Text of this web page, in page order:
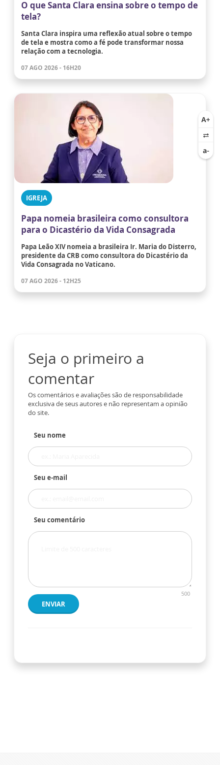
O que Santa Clara ensina sobre o tempo de
tela?
Santa Clara inspira uma reflexão atual sobre o tempo
de tela e mostra como a fé pode transformar nossa
relação com a tecnologia.
07 AGO 2026 - 16H20
IGREJA
Papa nomeia brasileira como consultora
para o Dicastério da Vida Consagrada
Papa Leão XIV nomeia a brasileira Ir. Maria do Disterro,
presidente da CRB como consultora do Dicastério da
Vida Consagrada no Vaticano.
07 AGO 2026 - 12H25
Seja o primeiro a
comentar
Os comentários e avaliações são de responsabilidade
exclusiva de seus autores e não representam a opinião
do site.
Seu nome
Seu e-mail
Seu comentário
500
ENVIAR